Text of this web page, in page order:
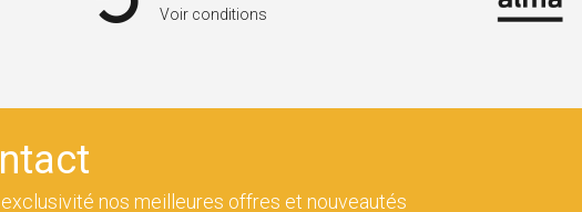
Voir conditions
nos meilleures offres et nouveautés